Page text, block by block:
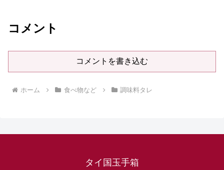
コメント
コメントを書き込む
ホーム 食べ物など 調味料タレ
タイ国玉手箱